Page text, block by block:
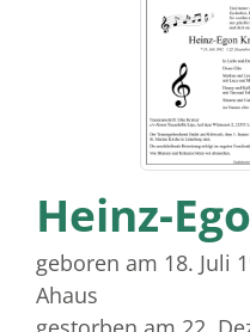
Heinz-
geboren am 18. Juli
Ahaus